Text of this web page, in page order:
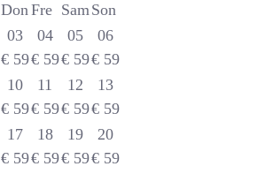
DonFre SamSon
03
€ 59
04
€ 59
05
€ 59
06
€ 59
10
€ 59
11
€ 59
12
€ 59
13
€ 59
17
€ 59
18
€ 59
19
€ 59
20
€ 59